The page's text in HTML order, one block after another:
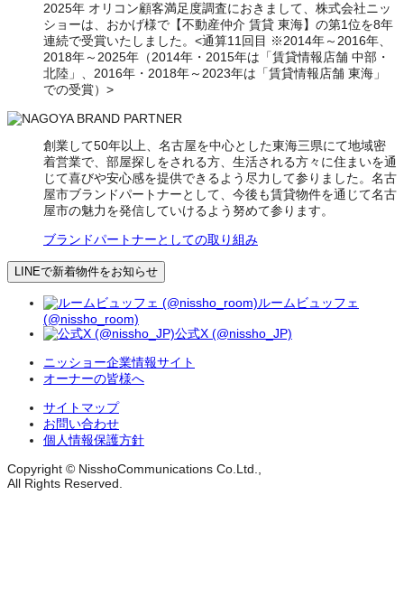
2025年 オリコン顧客満足度調査におきまして、株式会社ニッ
ショーは、おかげ様で【不動産仲介 賃貸 東海】の第1位を8年
連続で受賞いたしました。<通算11回目 ※2014年～2016年、
2018年～2025年（2014年・2015年は「賃貸情報店舗 中部・
北陸」、2016年・2018年～2023年は「賃貸情報店舗 東海」
での受賞）>
創業して50年以上、名古屋を中心とした東海三県にて地域密
着営業で、部屋探しをされる方、生活される方々に住まいを通
じて喜びや安心感を提供できるよう尽力して参りました。名古
屋市ブランドパートナーとして、今後も賃貸物件を通じて名古
屋市の魅力を発信していけるよう努めて参ります。
ブランドパートナーとしての取り組み
LINEで新着物件をお知らせ
ルームビュッフェ
(@nissho_room)
公式X (@nissho_JP)
ニッショー企業情報サイト
オーナーの皆様へ
サイトマップ
お問い合わせ
個人情報保護方針
Copyright © NisshoCommunications Co.Ltd.,
All Rights Reserved.